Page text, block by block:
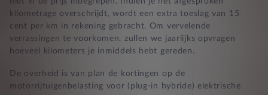
kilometrage overschrijdt, wordt een extra toeslag van 15
cent per km in rekening gebracht. Om vervelende
verrassingen te voorkomen, zullen we jaarlijks opvragen
hoeveel kilometers je inmiddels hebt gereden.
De overheid is van plan de kortingen op de
motorrijtuigenbelasting voor (plug-in hybride) elektrische